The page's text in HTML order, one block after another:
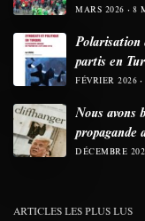
MARS 2026 8
Polarisation
partis en
FÉVRIER 2026
Nous avons
propagande
DÉCEMBRE
ARTICLES LES PLUS LUS